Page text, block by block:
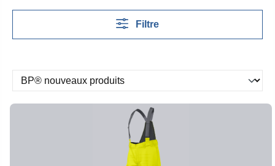
Filtre